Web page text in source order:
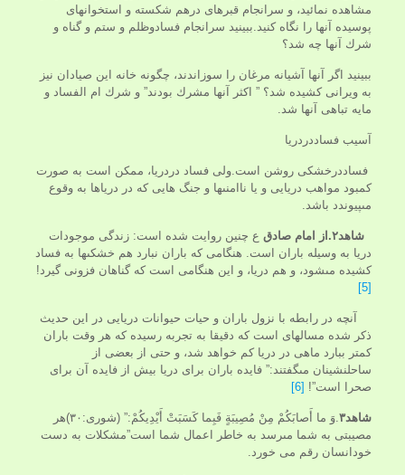
مشاهده نمائيد، و سرانجام قبرهاى درهم شكسته و استخوانهاى
پوسيده آنها را نگاه کنید.ببينيد سرانجام فسادوظلم و ستم و گناه و
شرك آنها چه شد؟
ببينيد اگر آنها آشيانه مرغان را سوزاندند، چگونه خانه اين صيادان نيز
به ويرانى كشيده شد؟ ” اكثر آنها مشرك بودند” و شرك ام الفساد و
مايه تباهى آنها شد.
آسیب فساددردریا
فساددرخشکی روشن است.ولی فساد دردریا، ممكن است به صورت
كمبود مواهب دريايى و يا ناامنى‏ها و جنگ هايى كه در درياها به وقوع
مى‏پيوندد باشد.
شاهد۲.از امام صادق
ع چنین روایت شده است: زندگى موجودات
دريا به وسيله باران است. هنگامى كه باران نبارد هم خشكى‏ها به فساد
كشيده مى‏شود، و هم دريا، و اين هنگامى است كه گناهان فزونى گيرد!
[5]
آنچه در رابطه با نزول باران و حيات حيوانات دريايى در اين حديث
ذكر شده مساله‏اى است كه دقيقا به تجربه رسيده كه هر وقت باران
كمتر ببارد ماهى در دريا كم خواهد شد، و حتى از بعضى از
ساحل‏نشينان مى‏گفتند:” فايده باران براى دريا بيش از فايده آن براى
صحرا است”! [6]
شاهد۳
.وَ ما أَصابَكُمْ مِنْ مُصِيبَةٍ فَبِما كَسَبَتْ أَيْدِيكُمْ:” (شورى:۳۰)هر
مصيبتى به شما مى‏رسد به خاطر اعمال شما است”مشکلات به دست
خودانسان رقم می خورد.